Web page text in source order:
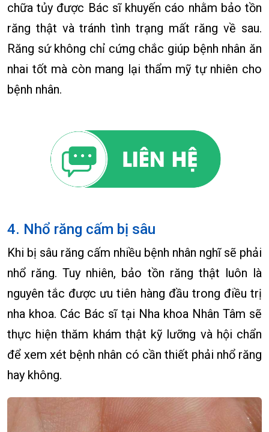
chữa tủy được Bác sĩ khuyến cáo nhằm bảo tồn
răng thật và tránh tình trạng mất răng về sau.
Răng sứ không chỉ cứng chắc giúp bệnh nhân ăn
nhai tốt mà còn mang lại thẩm mỹ tự nhiên cho
bệnh nhân.
4. Nhổ răng cấm bị sâu
Khi bị sâu răng cấm nhiều bệnh nhân nghĩ sẽ phải
nhổ răng. Tuy nhiên, bảo tồn răng thật luôn là
nguyên tắc được ưu tiên hàng đầu trong điều trị
nha khoa. Các Bác sĩ tại Nha khoa Nhân Tâm sẽ
thực hiện thăm khám thật kỹ lưỡng và hội chẩn
để xem xét bệnh nhân có cần thiết phải nhổ răng
hay không.